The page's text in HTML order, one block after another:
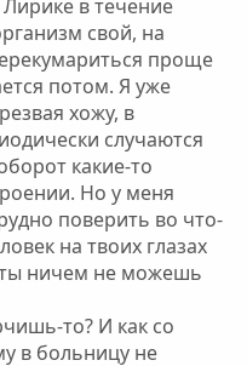
в течение
свой, на
проще
потом. Я уже
хожу, в
случаются
какие-то
Но у меня
поверить во что-
на твоих глазах
ты ничем не можешь
то? И как со
в больницу не